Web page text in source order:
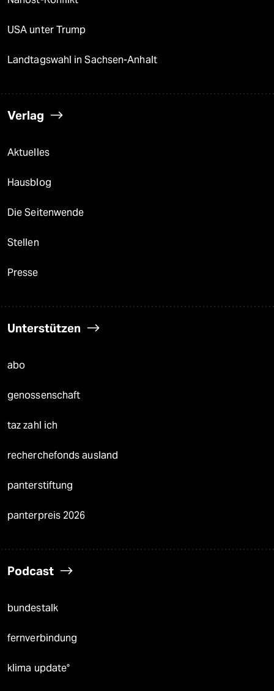
USA unter Trump
Landtagswahl in Sachsen-Anhalt
Verlag
Aktuelles
Hausblog
Die Seitenwende
Stellen
Presse
Unterstützen
abo
genossenschaft
taz zahl ich
recherchefonds ausland
panterstiftung
panterpreis 2026
Podcast
bundestalk
fernverbindung
klima update°